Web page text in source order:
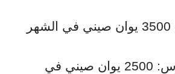
طلاب البكالوريوس: 2500 يوان صيني في